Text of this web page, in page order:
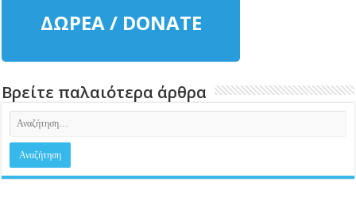
ΔΩΡΕΑ / DONATE
Βρείτε παλαιότερα άρθρα